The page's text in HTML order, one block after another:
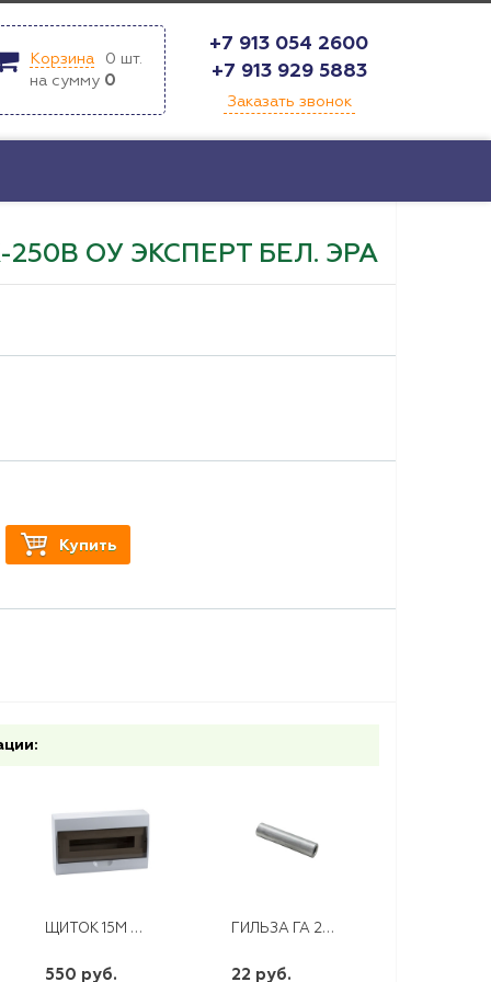
Корзина 0 шт.
на сумму 0
+7 913 054 2600
+7 913 929 5883
Заказать звонок
250В ОУ ЭКСПЕРТ БЕЛ. ЭРА
Купить
ЩИТОК 15М ЩРН-П-15 ЭНЕРГИЯ
550 руб.
ГИЛЬЗА ГА 25-7 (КВТ)
22 руб.